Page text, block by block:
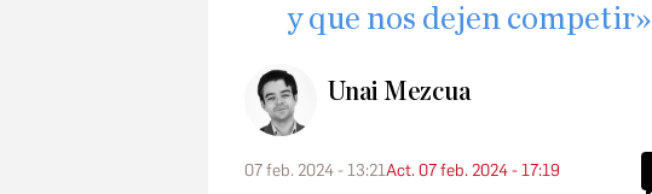
y que nos dejen competir»
Unai Mezcua
07 feb. 2024 - 13:21Act. 07 feb. 2024 - 17:19